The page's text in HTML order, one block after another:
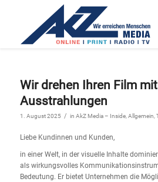
Wir drehen Ihren Film
Ausstrahlungen
1. August 2025 / in AkZ Media – Inside, Allgemein
Liebe Kundinnen und Kunden,
in einer Welt, in der visuelle Inhalte
als wirkungsvolles
Bedeutung. Er bietet Unternehmen die